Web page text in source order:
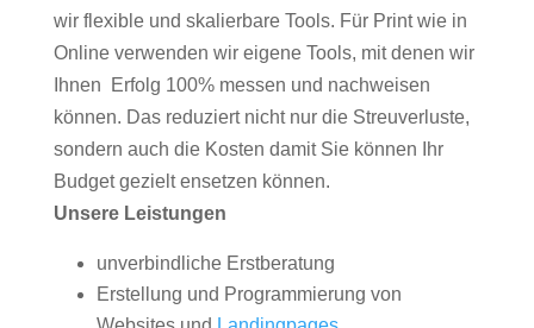
wir flexible und skalierbare Tools. Für Print wie in
Online verwenden wir eigene Tools, mit denen wir
Ihnen Erfolg 100% messen und nachweisen
können. Das reduziert nicht nur die Streuverluste,
sondern auch die Kosten damit Sie können Ihr
Budget gezielt ensetzen können.
Unsere Leistungen
unverbindliche Erstberatung
Erstellung und Programmierung von